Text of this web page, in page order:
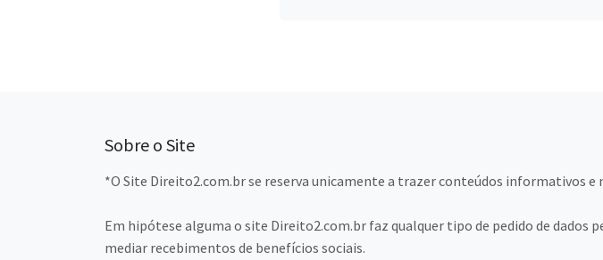
Sobre o Site
*O Site Direito2.com.br se reserva unicamente a trazer conteúdos informativos e
Em hipótese alguma o site Direito2.com.br faz qualquer tipo de pedido de
mediar recebimentos de benefícios sociais.